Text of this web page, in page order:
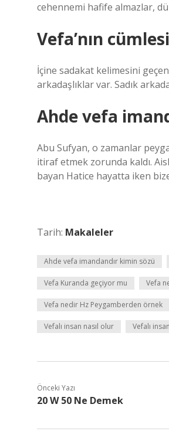
cehennemi hafife almazlar,
Vefa’nın
İçine sadakat kelimesini
arkadaşlıklar var. Sadık
Ahde vefa
Abu Sufyan, o zamanlar
itiraf etmek zorunda kaldı.
bayan Hatice hayatta iken
Tarih: Makaleler
Ahde vefa imandandır kimin sözü
Vefa Kuranda geçiyor mu Vefa
Vefa nedir Hz Peygamberden örnek
Vefalı insan nasıl olur Vefalı
Önceki Yazı
20 W 50 Ne Demek